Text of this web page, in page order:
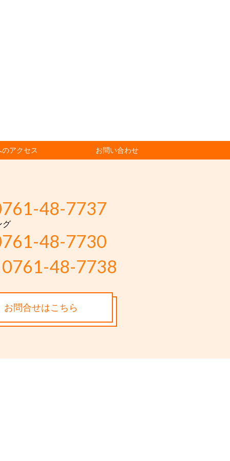
のアクセス お問い合わせ
48-7737
グ
48-7730
0761-48-7738
お問合せはこちら